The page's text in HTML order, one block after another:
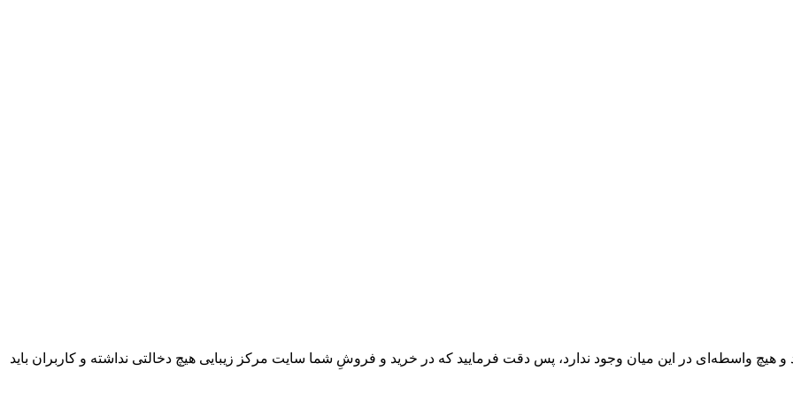
و هیچ واسطه‌ای در این میان وجود ندارد، پس دقت فرمایید که در خرید و فروشِ شما سایت مرکز زیبایی هیچ دخالتی نداشته و کاربران باید